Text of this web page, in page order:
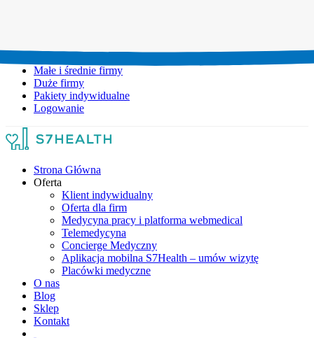
Małe i średnie firmy
Duże firmy
Pakiety indywidualne
Logowanie
Strona Główna
Oferta
Klient indywidualny
Oferta dla firm
Medycyna pracy i platforma webmedical
Telemedycyna
Concierge Medyczny
Aplikacja mobilna S7Health – umów wizytę
Placówki medyczne
O nas
Blog
Sklep
Kontakt